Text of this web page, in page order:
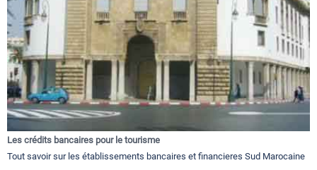
Les crédits bancaires pour le tourisme
Tout savoir sur les établissements bancaires et financieres Sud Marocaine